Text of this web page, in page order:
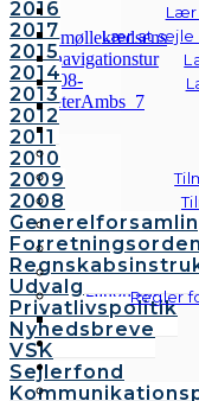
Lær
Lær at sejle
Regler
2016
2017
2015
2014
2013
2012
2011
2010
2009
2008
Forretningsorden
Udvalg
Privatlivspolitik
Nyhedsbreve
VSK
Sejlerfond